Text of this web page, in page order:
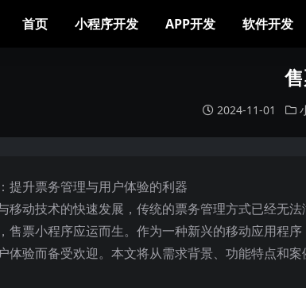
首页 小程序开发 APP开发 软件开发
2024-11-01
提升票务管理与用户体验的利器
移动技术的快速发展，传统的票务管理方式已经无
售票小程序应运而生。作为一种新兴的移动应用程
体验而备受欢迎。本文将从需求背景、功能特点和